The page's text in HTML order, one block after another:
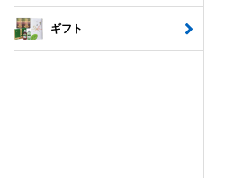
ギフト